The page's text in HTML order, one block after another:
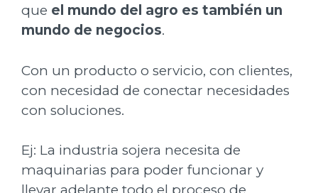
que el mundo del agro es también un
mundo de negocios.
Con un producto o servicio, con clientes,
con necesidad de conectar necesidades
con soluciones.
Ej: La industria sojera necesita de
maquinarias para poder funcionar y